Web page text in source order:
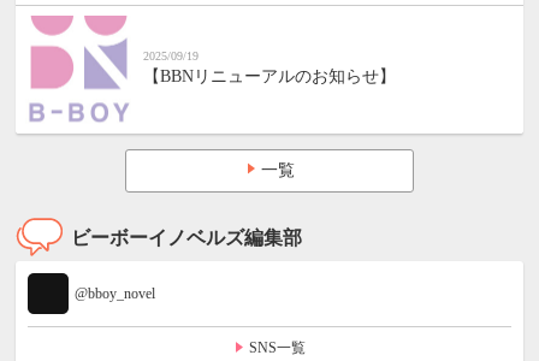
2025/09/19
【BBNリニューアルのお知らせ】
一覧
ビーボーイノベルズ編集部
@bboy_novel
SNS一覧